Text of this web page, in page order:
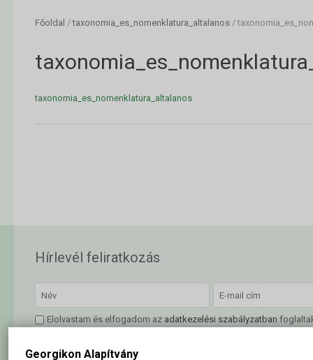
Georgikon Alapítvány
Főoldal /taxonomia_es_nomenklatura_altalanos /
taxonomia_es_nomenklatura_altalanos
Hírlevél feliratkozás
Elolvastam és elfogadom az adatkezelési szabályzatban